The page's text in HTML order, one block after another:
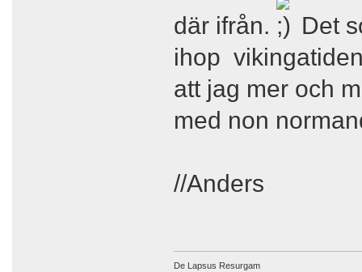
där ifrån.
Det
ihop
att jag mer och
med non
//Anders
De Lapsus Resurgam